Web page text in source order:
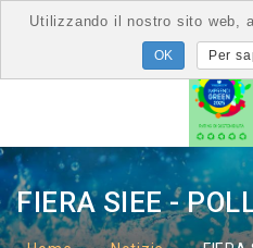
FIERA SIEE -
Utilizzando il nostro sito web,
Per